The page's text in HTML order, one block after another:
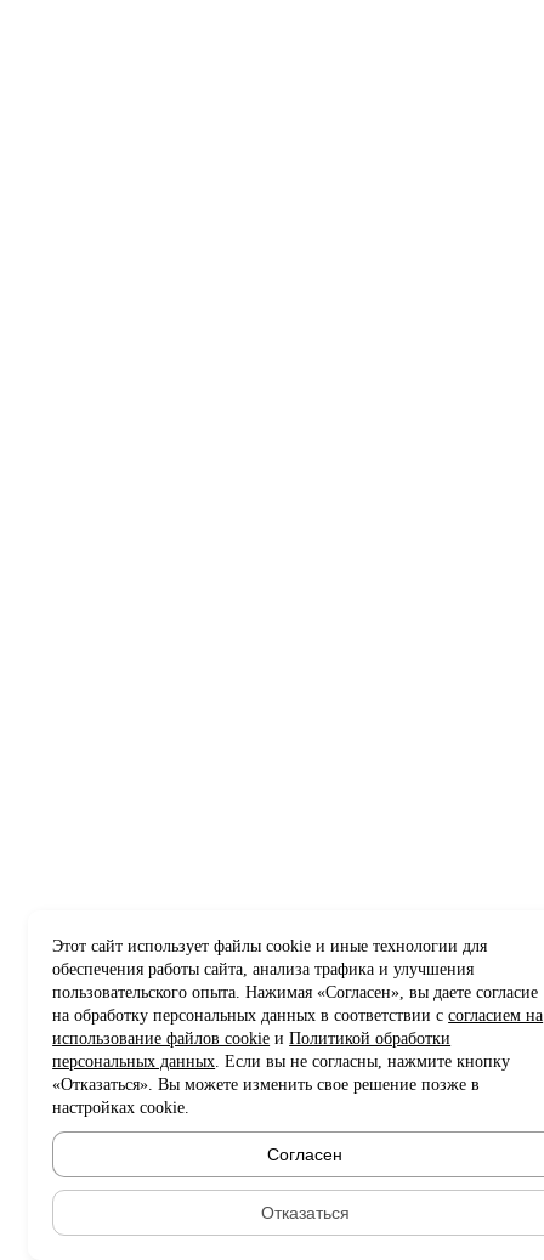
Этот сайт использует файлы cookie и иные технологии для
обеспечения работы сайта, анализа трафика и улучшения
пользовательского опыта. Нажимая «Согласен», вы даете согласие
на обработку персональных данных в соответствии ссогласием на
использование файлов cookie иПолитикой обработки
персональных данных. Если вы не согласны, нажмите кнопку
«Отказаться». Вы можете изменить свое решение позже в
настройках cookie.
Согласен
Отказаться